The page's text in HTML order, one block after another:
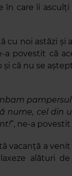
în care îi asculți
cu noi astăzi și
a povestit că
că nu se
pampersul
nume, cel din
”, ne-a povestit
vacanță a
alături